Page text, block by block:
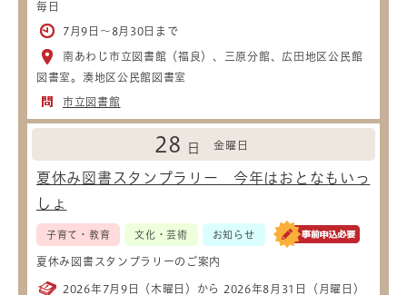
毎日
7月9日～8月30日まで
南あわじ市立図書館（福良）、三原分館、広田地区公民館
図書室。湊地区公民館図書室
市立図書館
28 日 金曜日
夏休み図書スタンプラリー 今年はおとなもいっ
しょ
子育て・教育 文化・芸術 お知らせ
夏休み図書スタンプラリーのご案内
2026年7月9日（木曜日）から 2026年8月31日（月曜日）